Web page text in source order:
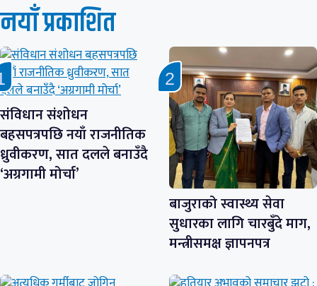
नयाँ प्रकाशित
संविधान संशोधन
बहसपत्रपछि नयाँ राजनीतिक
ध्रुवीकरण, सात दलले बनाउँदै
‘अग्रगामी मोर्चा’
बाजुराको स्वास्थ्य सेवा
सुधारका लागि चारबुँदे माग,
मन्त्रीसमक्ष ज्ञापनपत्र